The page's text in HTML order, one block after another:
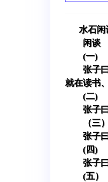
水石闲
闲谈
(一)
张子
就在读书
(二)
张子
（三）
张子
(四)
张子
(五）